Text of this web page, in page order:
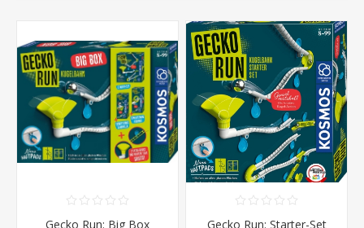
Gecko Run: Big Box Gecko Run: Starter-Set